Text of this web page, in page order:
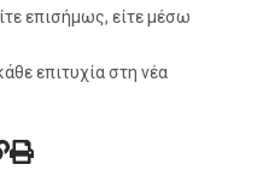
επισήμως, είτε μέσω
επιτυχία στη νέα